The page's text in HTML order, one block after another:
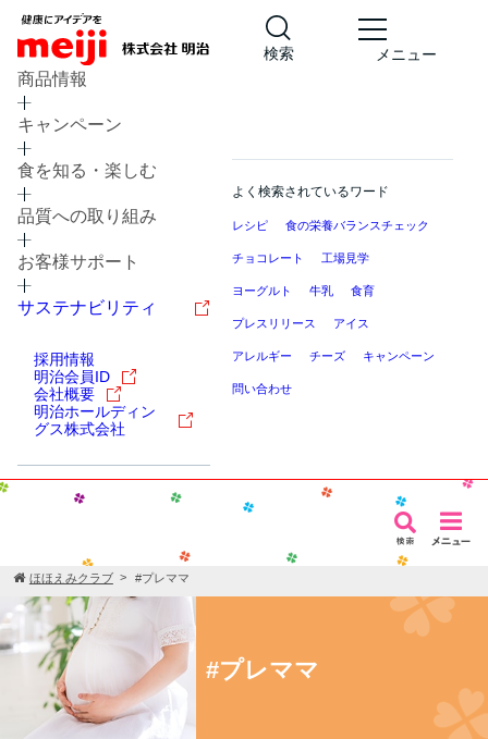
検索 メニュー
商品情報
キャンペーン
食を知る・楽しむ
品質への取り組み
お客様サポート
サステナビリティ
採用情報
明治会員ID
会社概要
明治ホールディン
グス株式会社
よく検索されているワード
レシピ 食の栄養バランスチェック
チョコレート 工場見学
ヨーグルト 牛乳 食育
プレスリリース アイス
アレルギー チーズ キャンペーン
問い合わせ
ほほえみクラブ #プレママ
#プレママ